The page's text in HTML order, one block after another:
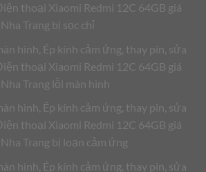
thoại Xiaomi Redmi 12C 64GB giá
Trang bị sọc chỉ
hình, Ép kính cảm ứng, thay pin, sửa
thoại Xiaomi Redmi 12C 64GB giá
Trang lỗi màn hình
hình, Ép kính cảm ứng, thay pin, sửa
thoại Xiaomi Redmi 12C 64GB giá
Trang bị loạn cảm ứng
hình, Ép kính cảm ứng, thay pin, sửa